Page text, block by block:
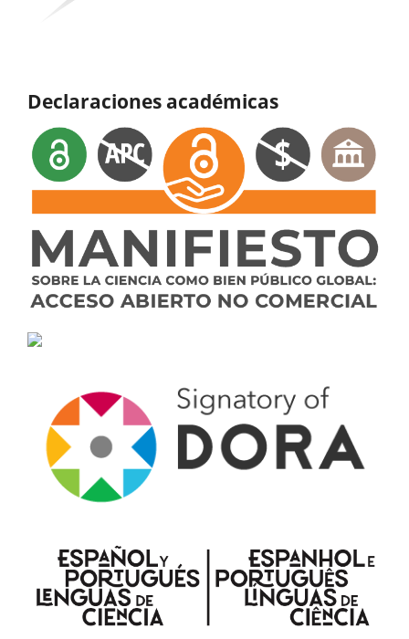
Declaraciones académicas